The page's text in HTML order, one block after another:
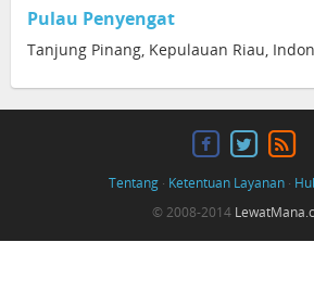
Pulau Penyengat
Tanjung Pinang, Kepulauan Riau,
Tentang· Ketentuan Layanan·
© 2008-2014